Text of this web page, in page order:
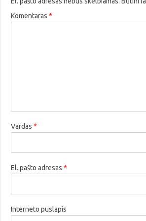
Komentaras *
Vardas *
El. pašto adresas *
Interneto puslapis